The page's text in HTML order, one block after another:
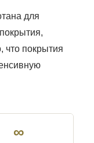
для
что покрытия
∞